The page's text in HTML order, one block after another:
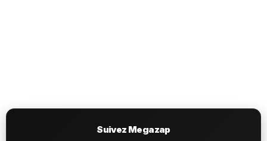
Suivez Megazap